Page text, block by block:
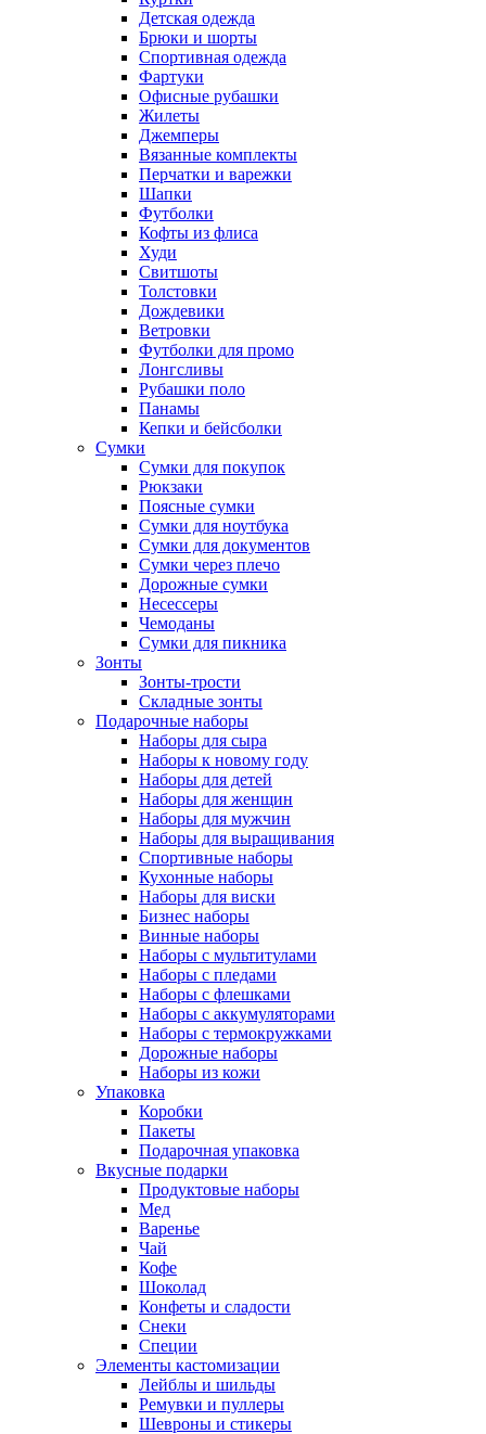
Детская одежда
Брюки и шорты
Спортивная одежда
Фартуки
Офисные рубашки
Жилеты
Джемперы
Вязанные комплекты
Перчатки и варежки
Шапки
Футболки
Кофты из флиса
Худи
Свитшоты
Толстовки
Дождевики
Ветровки
Футболки для промо
Лонгсливы
Рубашки поло
Панамы
Кепки и бейсболки
Сумки
Сумки для покупок
Рюкзаки
Поясные сумки
Сумки для ноутбука
Сумки для документов
Сумки через плечо
Дорожные сумки
Несессеры
Чемоданы
Сумки для пикника
Зонты
Зонты-трости
Складные зонты
Подарочные наборы
Наборы для сыра
Наборы к новому году
Наборы для детей
Наборы для женщин
Наборы для мужчин
Наборы для выращивания
Спортивные наборы
Кухонные наборы
Наборы для виски
Бизнес наборы
Винные наборы
Наборы с мультитулами
Наборы с пледами
Наборы с флешками
Наборы с аккумуляторами
Наборы с термокружками
Дорожные наборы
Наборы из кожи
Упаковка
Коробки
Пакеты
Подарочная упаковка
Вкусные подарки
Продуктовые наборы
Мед
Варенье
Чай
Кофе
Шоколад
Конфеты и сладости
Снеки
Специи
Элементы кастомизации
Лейблы и шильды
Ремувки и пуллеры
Шевроны и стикеры